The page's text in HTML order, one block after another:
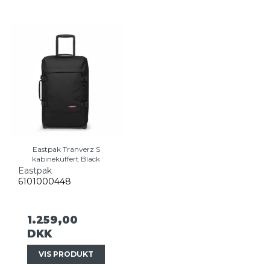
Eastpak Tranverz S
kabinekuffert Black
Eastpak
6101000448
1.259,00
DKK
VIS PRODUKT